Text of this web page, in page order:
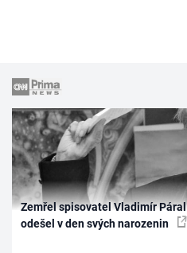
Zemřel spisovatel Vladimír
odešel v den svých narozenin